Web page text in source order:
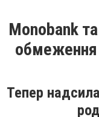
Monobank
обмеження
Тепер